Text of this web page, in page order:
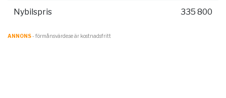
Nybilspris 335 800
ANNONS- förmånsvärde.se är kostnadsfritt